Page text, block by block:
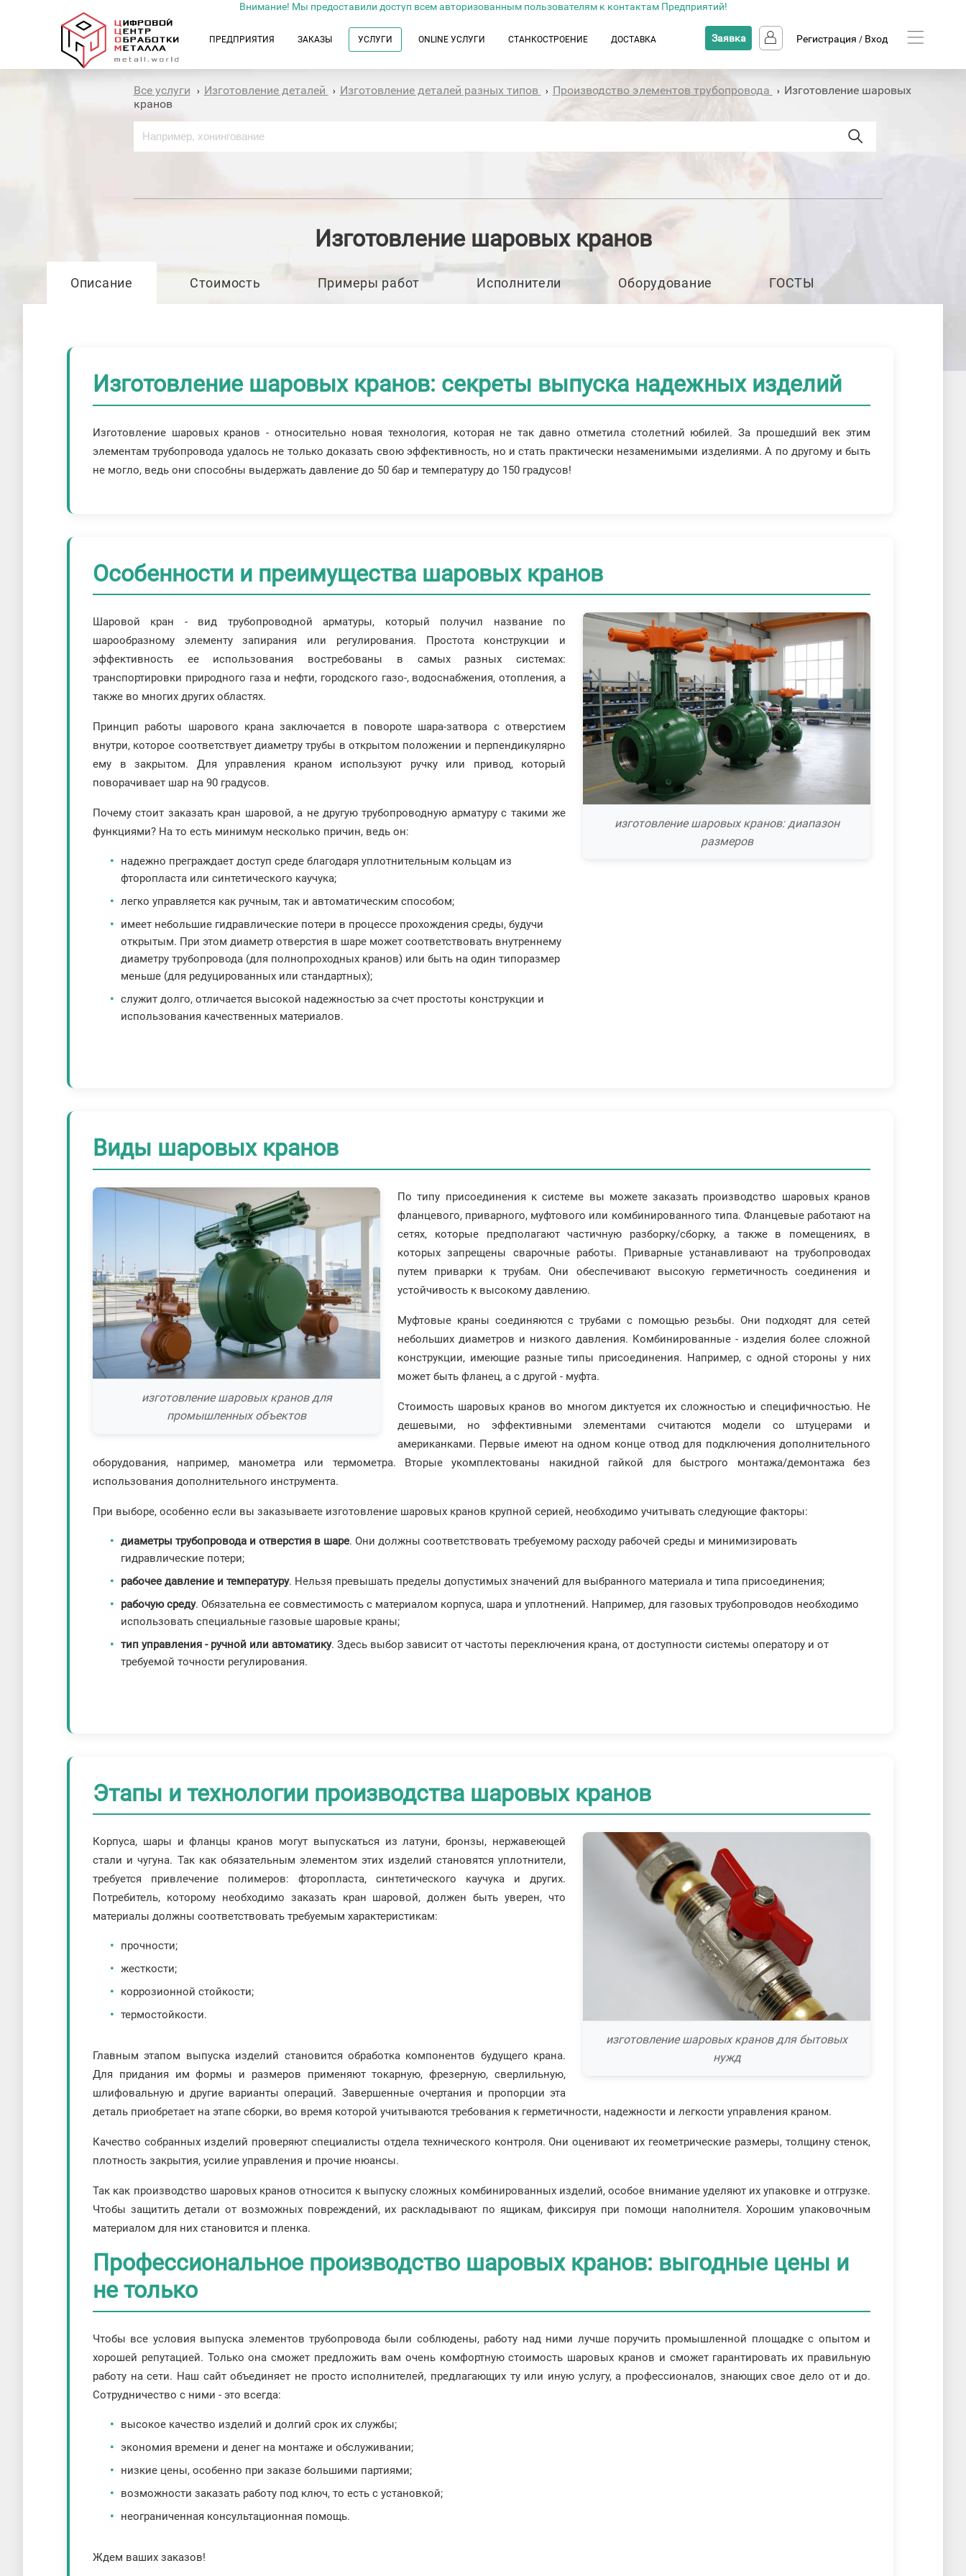
Внимание! Мы предоставили доступ всем авторизованным пользователям к контактам Предприятий!
ПРЕДПРИЯТИЯ ЗАКАЗЫ УСЛУГИ ONLINE УСЛУГИ СТАНКОСТРОЕНИЕ ДОСТАВКА Заявка Регистрация / Вход
Все услуги › Изготовление деталей › Изготовление деталей разных типов › Производство элементов трубопровода › Изготовление шаровых
кранов
Изготовление шаровых кранов
Описание Стоимость Примеры работ Исполнители Оборудование ГОСТЫ
Изготовление шаровых кранов: секреты выпуска надежных изделий
Изготовление шаровых кранов - относительно новая технология, которая не так давно отметила столетний юбилей. За прошедший век этим
элементам трубопровода удалось не только доказать свою эффективность, но и стать практически незаменимыми изделиями. А по другому и быть
не могло, ведь они способны выдержать давление до 50 бар и температуру до 150 градусов!
Особенности и преимущества шаровых кранов
изготовление шаровых кранов: диапазон
размеров
Шаровой кран - вид трубопроводной арматуры, который получил название по
шарообразному элементу запирания или регулирования. Простота конструкции и
эффективность ее использования востребованы в самых разных системах:
транспортировки природного газа и нефти, городского газо-, водоснабжения, отопления, а
также во многих других областях.
Принцип работы шарового крана заключается в повороте шара-затвора с отверстием
внутри, которое соответствует диаметру трубы в открытом положении и перпендикулярно
ему в закрытом. Для управления краном используют ручку или привод, который
поворачивает шар на 90 градусов.
Почему стоит заказать кран шаровой, а не другую трубопроводную арматуру с такими же
функциями? На то есть минимум несколько причин, ведь он:
надежно преграждает доступ среде благодаря уплотнительным кольцам из
фторопласта или синтетического каучука;
легко управляется как ручным, так и автоматическим способом;
имеет небольшие гидравлические потери в процессе прохождения среды, будучи
открытым. При этом диаметр отверстия в шаре может соответствовать внутреннему
диаметру трубопровода (для полнопроходных кранов) или быть на один типоразмер
меньше (для редуцированных или стандартных);
служит долго, отличается высокой надежностью за счет простоты конструкции и
использования качественных материалов.
Виды шаровых кранов
изготовление шаровых кранов для
промышленных объектов
По типу присоединения к системе вы можете заказать производство шаровых кранов
фланцевого, приварного, муфтового или комбинированного типа. Фланцевые работают на
сетях, которые предполагают частичную разборку/сборку, а также в помещениях, в
которых запрещены сварочные работы. Приварные устанавливают на трубопроводах
путем приварки к трубам. Они обеспечивают высокую герметичность соединения и
устойчивость к высокому давлению.
Муфтовые краны соединяются с трубами с помощью резьбы. Они подходят для сетей
небольших диаметров и низкого давления. Комбинированные - изделия более сложной
конструкции, имеющие разные типы присоединения. Например, с одной стороны у них
может быть фланец, а с другой - муфта.
Стоимость шаровых кранов во многом диктуется их сложностью и специфичностью. Не
дешевыми, но эффективными элементами считаются модели со штуцерами и
американками. Первые имеют на одном конце отвод для подключения дополнительного
оборудования, например, манометра или термометра. Вторые укомплектованы накидной гайкой для быстрого монтажа/демонтажа без
использования дополнительного инструмента.
При выборе, особенно если вы заказываете изготовление шаровых кранов крупной серией, необходимо учитывать следующие факторы:
диаметры трубопровода и отверстия в шаре. Они должны соответствовать требуемому расходу рабочей среды и минимизировать
гидравлические потери;
рабочее давление и температуру. Нельзя превышать пределы допустимых значений для выбранного материала и типа присоединения;
рабочую среду. Обязательна ее совместимость с материалом корпуса, шара и уплотнений. Например, для газовых трубопроводов необходимо
использовать специальные газовые шаровые краны;
тип управления - ручной или автоматику. Здесь выбор зависит от частоты переключения крана, от доступности системы оператору и от
требуемой точности регулирования.
Этапы и технологии производства шаровых кранов
изготовление шаровых кранов для бытовых
нужд
Корпуса, шары и фланцы кранов могут выпускаться из латуни, бронзы, нержавеющей
стали и чугуна. Так как обязательным элементом этих изделий становятся уплотнители,
требуется привлечение полимеров: фторопласта, синтетического каучука и других.
Потребитель, которому необходимо заказать кран шаровой, должен быть уверен, что
материалы должны соответствовать требуемым характеристикам:
прочности;
жесткости;
коррозионной стойкости;
термостойкости.
Главным этапом выпуска изделий становится обработка компонентов будущего крана.
Для придания им формы и размеров применяют токарную, фрезерную, сверлильную,
шлифовальную и другие варианты операций. Завершенные очертания и пропорции эта
деталь приобретает на этапе сборки, во время которой учитываются требования к герметичности, надежности и легкости управления краном.
Качество собранных изделий проверяют специалисты отдела технического контроля. Они оценивают их геометрические размеры, толщину стенок,
плотность закрытия, усилие управления и прочие нюансы.
Так как производство шаровых кранов относится к выпуску сложных комбинированных изделий, особое внимание уделяют их упаковке и отгрузке.
Чтобы защитить детали от возможных повреждений, их раскладывают по ящикам, фиксируя при помощи наполнителя. Хорошим упаковочным
материалом для них становится и пленка.
Профессиональное производство шаровых кранов: выгодные цены и
не только
Чтобы все условия выпуска элементов трубопровода были соблюдены, работу над ними лучше поручить промышленной площадке с опытом и
хорошей репутацией. Только она сможет предложить вам очень комфортную стоимость шаровых кранов и сможет гарантировать их правильную
работу на сети. Наш сайт объединяет не просто исполнителей, предлагающих ту или иную услугу, а профессионалов, знающих свое дело от и до.
Сотрудничество с ними - это всегда:
высокое качество изделий и долгий срок их службы;
экономия времени и денег на монтаже и обслуживании;
низкие цены, особенно при заказе большими партиями;
возможности заказать работу под ключ, то есть с установкой;
неограниченная консультационная помощь.
Ждем ваших заказов!